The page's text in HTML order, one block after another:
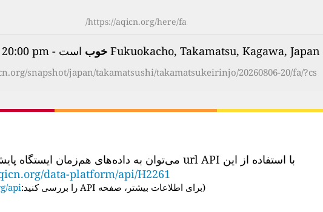
https://aqicn.org/here/fa/
خوب است - on Thursday, Aug 6th 2026, 20:00 pm
snapshot/japan/takamatsushi/takamatsukeirinjo/20260806-20/fa/?cs
با استفاده از این url API می‌توان به داده‌های هم‌زمان ایستگاه پایش کیفیت هوا دسترسی داشت:
data-platform/api/H2261
(برای اطلاعات بیشتر، صفحه API را بررسی کنید: api/